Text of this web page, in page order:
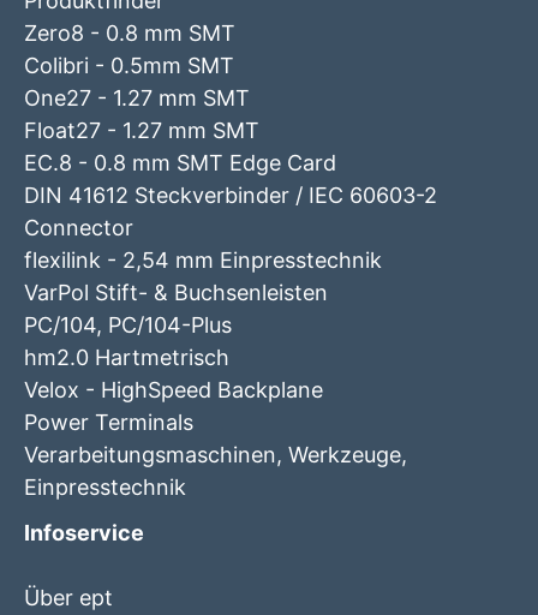
Zero8 - 0.8 mm SMT
Colibri - 0.5mm SMT
One27 - 1.27 mm SMT
Float27 - 1.27 mm SMT
EC.8 - 0.8 mm SMT Edge Card
DIN 41612 Steckverbinder / IEC 60603-2
Connector
flexilink - 2,54 mm Einpresstechnik
VarPol Stift- & Buchsenleisten
PC/104, PC/104-Plus
hm2.0 Hartmetrisch
Velox - HighSpeed Backplane
Power Terminals
Verarbeitungsmaschinen, Werkzeuge,
Einpresstechnik
Infoservice
Über ept